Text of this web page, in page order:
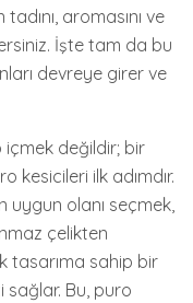
aromasını ve
İşte tam da bu
devreye girer ve
içmek değildir; bir
kesicileri ilk adımdır.
uygun olanı seçmek,
çelikten
tasarıma sahip bir
sağlar. Bu, puro